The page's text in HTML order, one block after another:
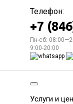
Телефон:
+7
Пн-сб:
9:00-20:00
Услуги и